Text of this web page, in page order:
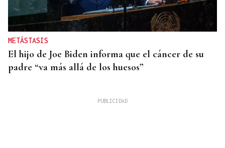
METÁSTASIS
El hijo de Joe Biden informa que el cáncer de su
padre “va más allá de los huesos”